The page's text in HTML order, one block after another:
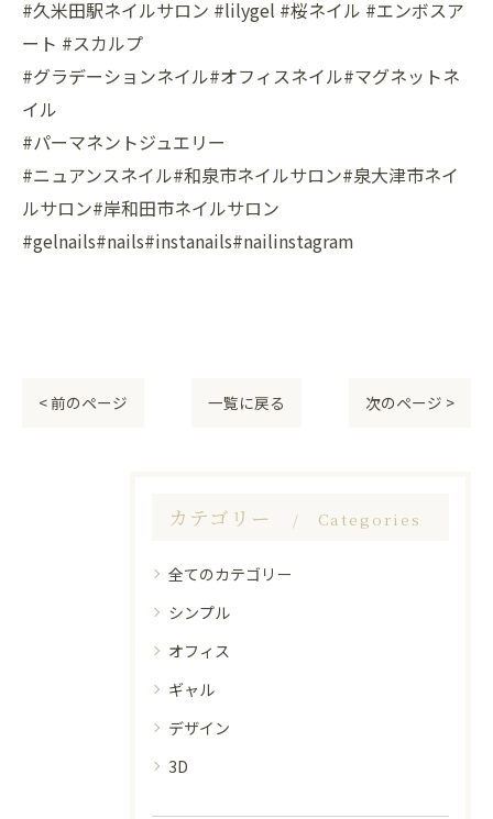
#久米田駅ネイルサロン #lilygel #桜ネイル #エンボスア
ート #スカルプ
#グラデーションネイル#オフィスネイル#マグネットネ
イル
#パーマネントジュエリー
#ニュアンスネイル#和泉市ネイルサロン#泉大津市ネイ
ルサロン#岸和田市ネイルサロン
#gelnails#nails#instanails#nailinstagram
< 前のページ 一覧に戻る 次のページ >
カテゴリー Categories
全てのカテゴリー
シンプル
オフィス
ギャル
デザイン
3D